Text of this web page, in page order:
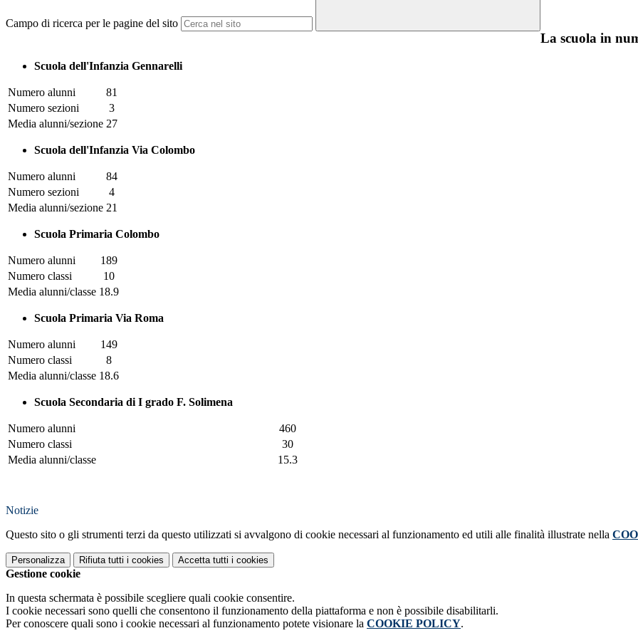
Campo di ricerca per le pagine del sito
La scuola in
Scuola dell'Infanzia Gennarelli
Numero alunni
81
Numero sezioni
3
Media alunni/sezione 27
Scuola dell'Infanzia Via Colombo
Numero alunni
84
Numero sezioni
4
Media alunni/sezione 21
Scuola Primaria Colombo
Numero alunni
189
Numero classi
10
Media alunni/classe 18.9
Scuola Primaria Via Roma
Numero alunni
149
Numero classi
8
Media alunni/classe 18.6
Scuola Secondaria di I grado F. Solimena
Numero alunni
460
Numero classi
30
Media alunni/classe
15.3
Notizie
Questo sito o gli strumenti terzi da questo utilizzati si avvalgono di cookie necessari al funzionamento ed utili alle finalità illustrate nella
Personalizza Rifiuta tutti i cookies Accetta tutti i cookies
Gestione cookie
In questa schermata è possibile scegliere quali cookie consentire.
I cookie necessari sono quelli che consentono il funzionamento della piattaforma e non è possibile disabilitarli.
Per conoscere quali sono i cookie necessari al funzionamento potete visionare la COOKIE POLICY.